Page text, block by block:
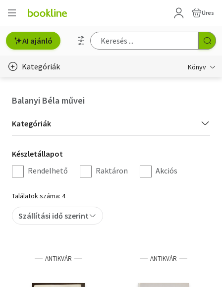
Üres
AI ajánló
Kategóriák Könyv
Hobbi, szabadidő
Irodalom
Művészet
Szakkönyv
Tankönyv, segédkönyv
Társadalomtudomány
Balanyi Béla művei
Kategória
szűrés
Kategóriák
Készletállapot
szűrés
Készletállapot
Rendelhető
Raktáron Akciós
Találatok száma: 4
Szállítási idő szerint
ANTIKVÁR ANTIKVÁR